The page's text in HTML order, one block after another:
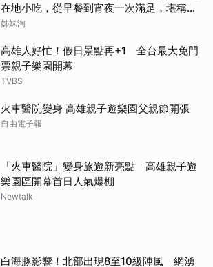
在地小吃，從早餐到宵夜一次滿足，堪稱貴
州「小吃王國」
姊妹淘
高雄人好忙！假日景點再+1 全台最大免門
票親子樂園開幕
TVBS
火車醫院變身 高雄親子遊樂園父親節開張
自由電子報
「火車醫院」變身旅遊新亮點 高雄親子遊
樂園區開幕首日人氣爆棚
Newtalk
白海豚影響！北部出現8至10級陣風 網湧